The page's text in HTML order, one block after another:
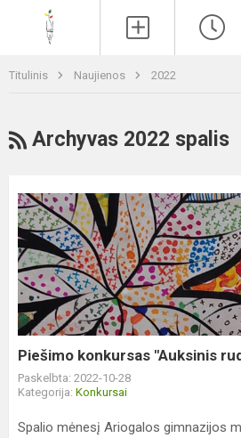
Titulinis Naujienos 2022
RSS
Archyvas 2022 spalis
Piešimo
konkursas
"Auksinis
ruduo"
Piešimo konkursas "Auksinis
Paskelbta: 2022-10-28
Kategorija: Konkursai
Spalio mėnesį Ariogalos gimnazijos